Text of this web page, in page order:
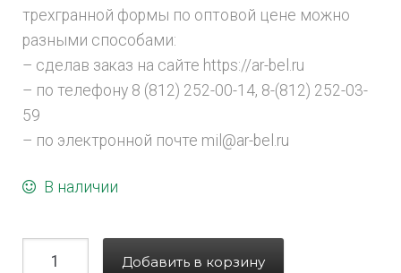
трехгранной формы по оптовой цене можно
разными способами:
– сделав заказ на сайте https://ar-bel.ru
– по телефону 8 (812) 252-00-14, 8-(812) 252-03-
59
– по электронной почте mil@ar-bel.ru
В наличии
Добавить в корзину